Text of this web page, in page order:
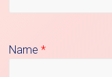
Name*